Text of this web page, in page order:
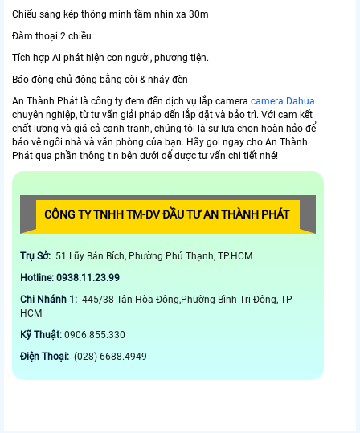
Chiếu sáng kép thông minh tầm nhìn xa 30m
Đàm thoại 2 chiều
Tích hợp Al phát hiện con người, phương tiện.
Báo động chủ động bằng còi & nháy đèn
An Thành Phát là công ty đem đến dịch vụ lắp camera camera Dahua
chuyên nghiệp, từ tư vấn giải pháp đến lắp đặt và bảo trì. Với cam kết
chất lượng và giá cả cạnh tranh, chúng tôi là sự lựa chọn hoàn hảo để
bảo vệ ngôi nhà và văn phòng của bạn. Hãy gọi ngay cho An Thành
Phát qua phần thông tin bên dưới để được tư vấn chi tiết nhé!
CÔNG TY TNHH TM-DV ĐẦU TƯ AN THÀNH PHÁT
Trụ Sở: 51 Lũy Bán Bích, Phường Phú Thạnh, TP.HCM
Hotline: 0938.11.23.99
Chi Nhánh 1: 445/38 Tân Hòa Đông,Phường Bình Trị Đông, TP
HCM
Kỹ Thuật: 0906.855.330
Điện Thoại: (028) 6688.4949